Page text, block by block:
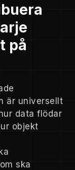
på
är universellt
data flödar
objekt
ska